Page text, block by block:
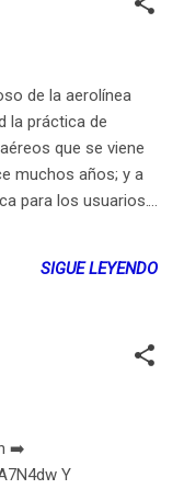
de la aerolínea
la práctica de
que se viene
muchos años; y a
para los usuarios.
pasado hice un
http://ift.tt/2eEfO8g
SIGUE LEYENDO
➡️
Y